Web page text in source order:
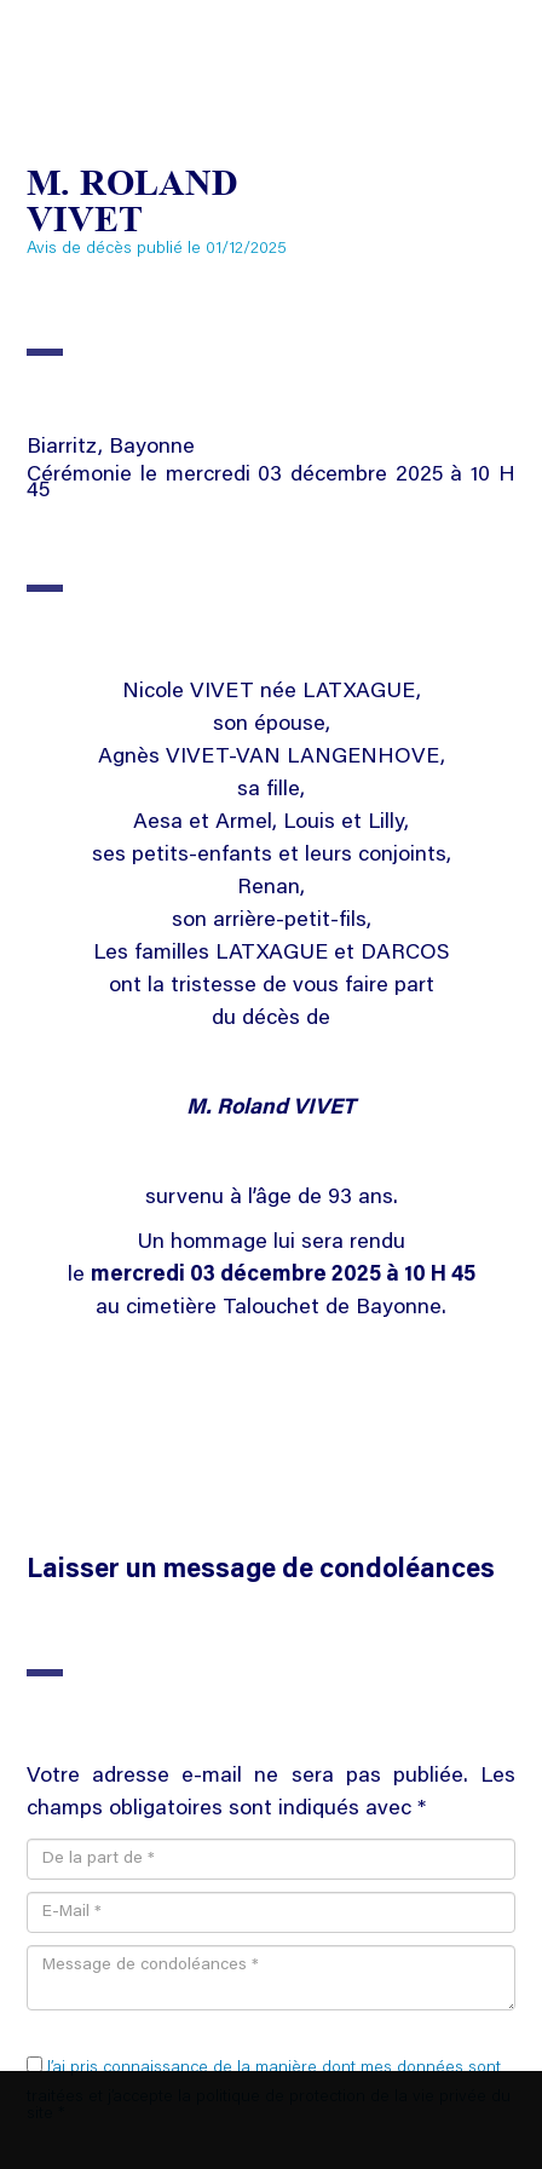
M. ROLAND
VIVET
Avis de décès publié le 01/12/2025
Biarritz, Bayonne
Cérémonie le mercredi 03 décembre 2025 à 10 H
45
Nicole VIVET née LATXAGUE,
son épouse,
Agnès VIVET-VAN LANGENHOVE,
sa fille,
Aesa et Armel, Louis et Lilly,
ses petits-enfants et leurs conjoints,
Renan,
son arrière-petit-fils,
Les familles LATXAGUE et DARCOS
ont la tristesse de vous faire part
du décès de
M. Roland VIVET
survenu à l’âge de 93 ans.
Un hommage lui sera rendu
le mercredi 03 décembre 2025 à 10 H 45
au cimetière Talouchet de Bayonne.
Laisser un message de condoléances
Votre adresse e-mail ne sera pas publiée. Les
champs obligatoires sont indiqués avec *
J’ai pris connaissance de la manière dont mes données sont